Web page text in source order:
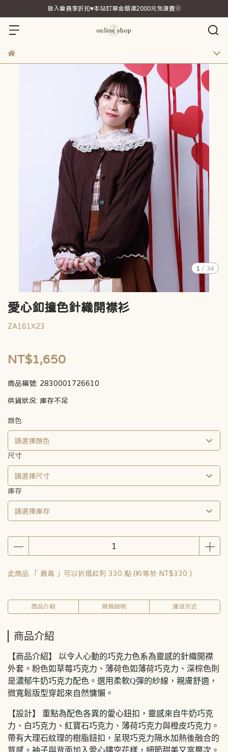
登入會員享折扣♥本站訂單金額達2000元免運費❀
1 / 34
愛心釦撞色針織開襟衫
ZA161X23
NT$1,650
商品編號: 2830001726610
供貨狀況: 庫存不足
顏色
請選擇顏色
尺寸
請選擇尺寸
庫存
請選擇庫存
此商品 「 最高 」可以折抵紅利 330 點 (約等於 NT$330 )
商品介紹 規格說明 運送方式
商品介紹
【商品介紹】 以令人心動的巧克力色系為靈感的針織開襟
外套。粉色如草莓巧克力、薄荷色如薄荷巧克力、深棕色則
是濃郁牛奶巧克力配色。選用柔軟Q彈的紗線，親膚舒適，
微寬鬆版型穿起來自然慵懶。
【設計】 重點為配色各異的愛心鈕扣，靈感來自牛奶巧克
力、白巧克力、紅寶石巧克力、薄荷巧克力與橙皮巧克力。
帶有大理石紋理的樹脂鈕扣，呈現巧克力隔水加熱後融合的
質感。袖子與背面加入愛心鏤空花樣，細節甜美又富層次。